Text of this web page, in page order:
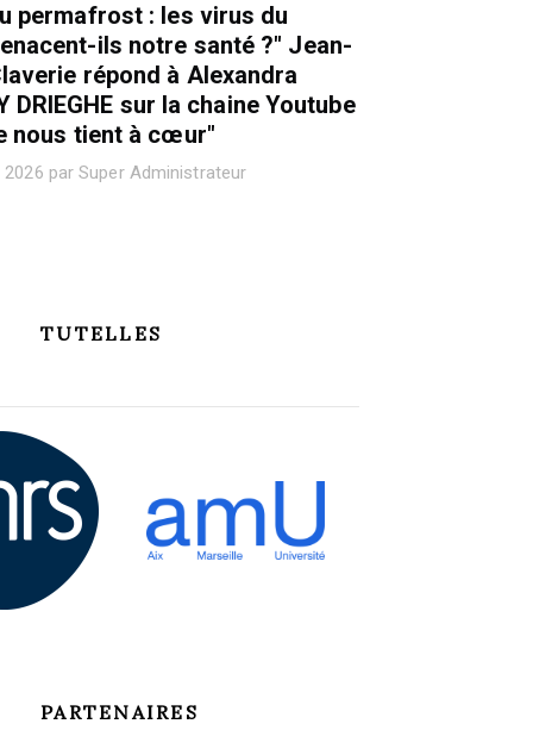
permafrost : les virus du
ils notre santé ?" Jean-
répond à Alexandra
DRIEGHE sur la chaine Youtube
nous tient à cœur"
2026 par Super Administrateur
TUTELLES
PARTENAIRES